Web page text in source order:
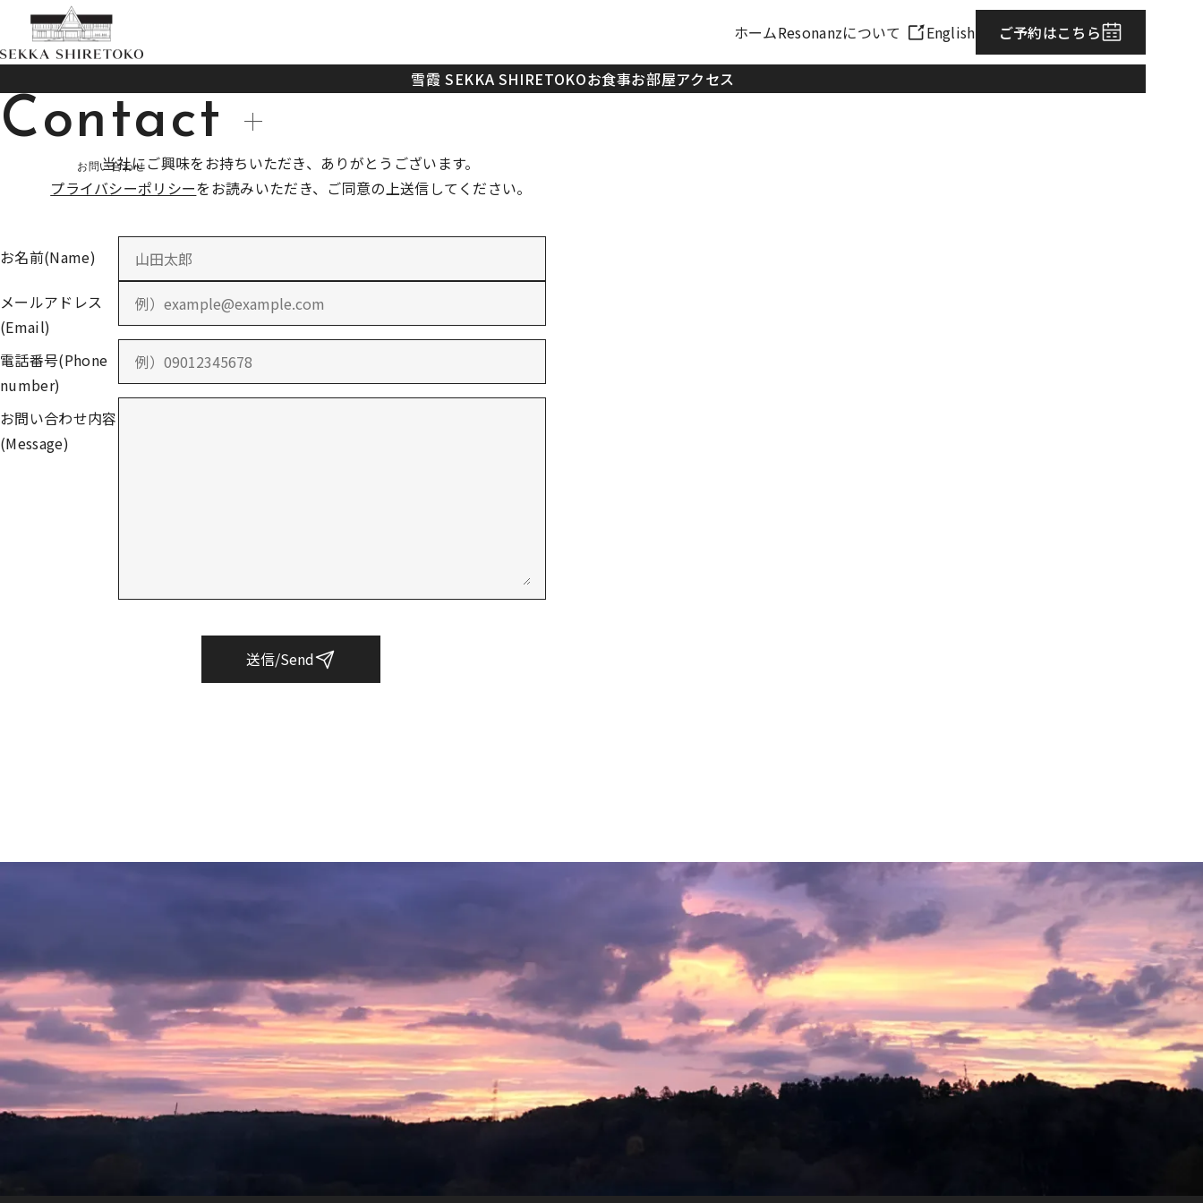
ホームResonanzについて English ご予約はこちら
雪霞 SEKKA SHIRETOKOお食事お部屋アクセス
Contact
当社にご興味をお持ちいただき、 ありがとうございます。
プライバシーポリシーをお読みいただき、 ご同意の上送信してください。
お名前(Name)
メールアドレス
(Email)
電話番号(Phone
number)
お問い合わせ内容
(Message)